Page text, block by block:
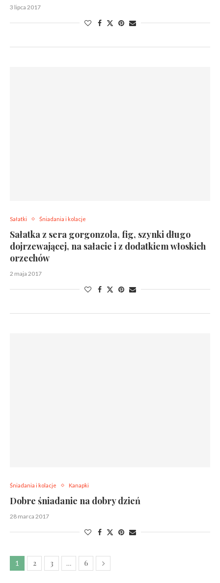
3 lipca 2017
Sałatki Śniadania i kolacje
Sałatka z sera gorgonzola, fig, szynki długo
dojrzewającej, na sałacie i z dodatkiem włoskich
orzechów
2 maja 2017
Śniadania i kolacje Kanapki
Dobre śniadanie na dobry dzień
28 marca 2017
1 2 3 … 6